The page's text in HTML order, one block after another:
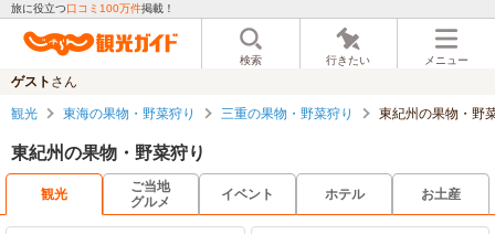
旅に役立つ口コミ100万件掲載！
検索 行きたい メニュー
ゲスト さん
観光 東海の果物・野菜狩り 三重の果物・野菜狩り 東紀州の果物・野
東紀州の果物・野菜狩り
観光
ご当地
グルメ
イベント ホテル お土産